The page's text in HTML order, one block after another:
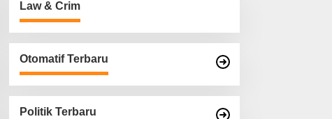
Law & Crim
Otomatif Terbaru
Politik Terbaru